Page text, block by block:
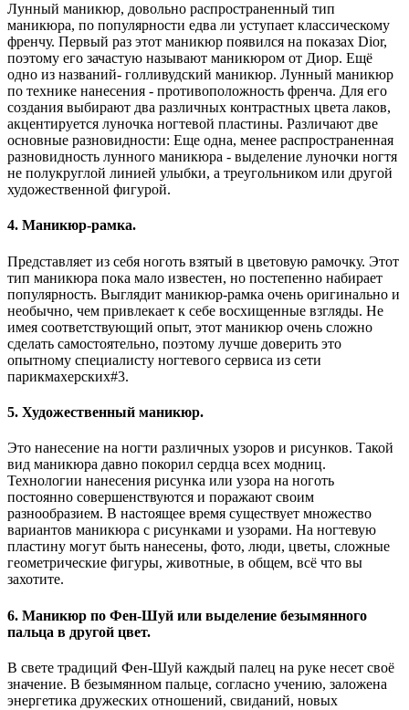
Лунный маникюр, довольно распространенный тип
маникюра, по популярности едва ли уступает классическому
френчу. Первый раз этот маникюр появился на показах Dior,
поэтому его зачастую называют маникюром от Диор. Ещё
одно из названий- голливудский маникюр. Лунный маникюр
по технике нанесения - противоположность френча. Для его
создания выбирают два различных контрастных цвета лаков,
акцентируется луночка ногтевой пластины. Различают две
основные разновидности: Еще одна, менее распространенная
разновидность лунного маникюра - выделение луночки ногтя
не полукруглой линией улыбки, а треугольником или другой
художественной фигурой.
4. Маникюр-рамка.
Представляет из себя ноготь взятый в цветовую рамочку. Этот
тип маникюра пока мало известен, но постепенно набирает
популярность. Выглядит маникюр-рамка очень оригинально и
необычно, чем привлекает к себе восхищенные взгляды. Не
имея соответствующий опыт, этот маникюр очень сложно
сделать самостоятельно, поэтому лучше доверить это
опытному специалисту ногтевого сервиса из сети
парикмахерских#3.
5. Художественный маникюр.
Это нанесение на ногти различных узоров и рисунков. Такой
вид маникюра давно покорил сердца всех модниц.
Технологии нанесения рисунка или узора на ноготь
постоянно совершенствуются и поражают своим
разнообразием. В настоящее время существует множество
вариантов маникюра с рисунками и узорами. На ногтевую
пластину могут быть нанесены, фото, люди, цветы, сложные
геометрические фигуры, животные, в общем, всё что вы
захотите.
6. Маникюр по Фен-Шуй или выделение безымянного
пальца в другой цвет.
В свете традиций Фен-Шуй каждый палец на руке несет своё
значение. В безымянном пальце, согласно учению, заложена
энергетика дружеских отношений, свиданий, новых